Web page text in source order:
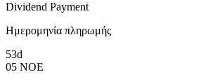
Dividend Payment
Ημερομηνία πληρωμής
53d
05 ΝΟΕ